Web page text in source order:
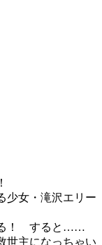
少女・滝沢エリー
る！ すると……
世主になっちゃい